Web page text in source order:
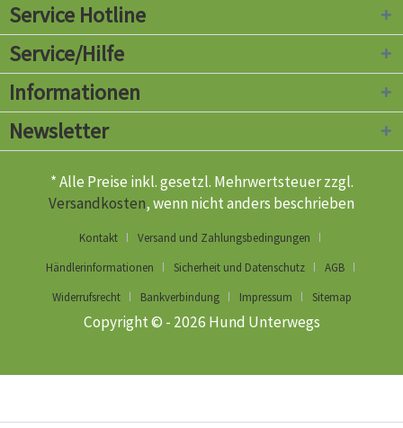
Service Hotline
Service/Hilfe
Informationen
Newsletter
* Alle Preise inkl. gesetzl. Mehrwertsteuer zzgl.
Versandkosten, wenn nicht anders beschrieben
Kontakt
Versand und Zahlungsbedingungen
Händlerinformationen
Sicherheit und Datenschutz
AGB
Widerrufsrecht
Bankverbindung Impressum Sitemap
Copyright © - 2026 Hund Unterwegs